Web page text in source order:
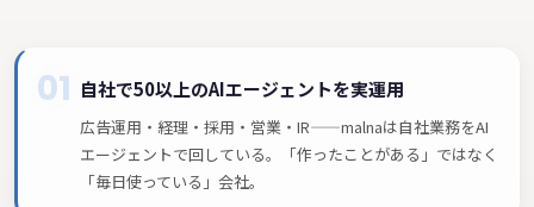
01 自社で50以上のAIエージェントを実運用
広告運用・経理・採用・営業・IR——malnaは自社業務をAI
エージェントで回している。「作ったことがある」ではなく
「毎日使っている」会社。